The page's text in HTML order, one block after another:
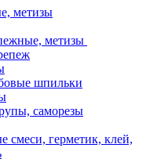
метизы
метизы
шпильки
саморезы
смеси, герметик, клей,